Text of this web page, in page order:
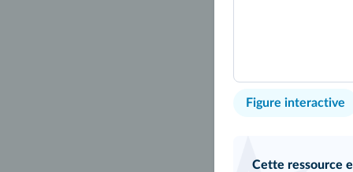
Placer
Figure interactive
Cette ressource